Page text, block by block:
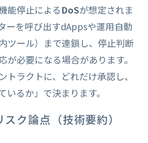
能停止によるDoSが想定されま
ーを呼び出すdAppsや運用自動
ツール）まで連鎖し、停止判断
が必要になる場合があります。
トラクトに、どれだけ承認し、
いるか」で決まります。
ク論点（技術要約）